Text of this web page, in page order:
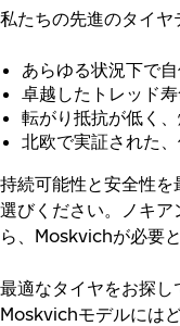
私たちの先進のタイ
あらゆる状況下で
卓越したトレッド
転がり抵抗が低く、
北欧で実証された、
持続可能性と安全性
選びください。ノキ
ら、Moskvichが必要
最適なタイヤをお探し
Moskvichモデルには